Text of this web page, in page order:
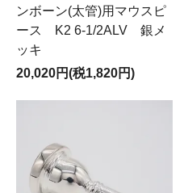
ンボーン(太管)用マウスピ
ース K2 6-1/2ALV 銀メ
ッキ
20,020円(税1,820円)